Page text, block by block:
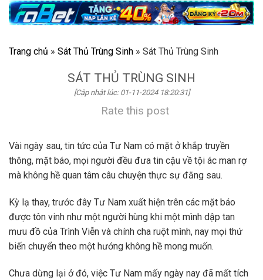
Trang chủ » Sát Thủ Trùng Sinh » Sát Thủ Trùng Sinh
SÁT THỦ TRÙNG SINH
[Cập nhật lúc: 01-11-2024 18:20:31]
Rate this post
Vài ngày sau, tin tức của Tư Nam có mặt ở khắp truyền
thông, mặt báo, mọi người đều đưa tin cậu về tội ác man rợ
mà không hề quan tâm câu chuyện thực sự đằng sau.
Kỳ lạ thay, trước đây Tư Nam xuất hiện trên các mặt báo
được tôn vinh như một người hùng khi một mình dập tan
mưu đồ của Trình Viễn và chính cha ruột mình, nay mọi thứ
biến chuyển theo một hướng không hề mong muốn.
Chưa dừng lại ở đó, việc Tư Nam mấy ngày nay đã mất tích